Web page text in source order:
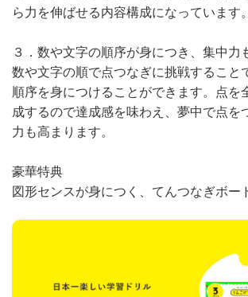
ら力を伸ばせる内容構成になっています。
３．数や文字の順序が身につき、集中力
数や文字の順で点つなぎに挑戦すること
順序を身につけることができます。点を
成するので達成感を味わえ、夢中で点を
力も高まります。
豪華特典
図形センスが身につく、てんつなぎボー